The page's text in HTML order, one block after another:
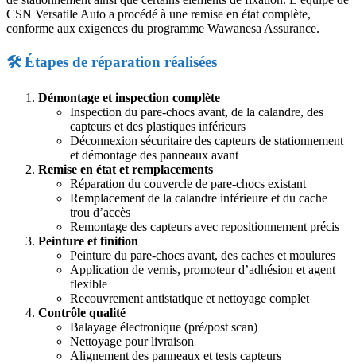
CSN Versatile Auto a procédé à une remise en état complète,
conforme aux exigences du programme Wawanesa Assurance.
🛠️ Étapes de réparation réalisées
Démontage et inspection complète
Inspection du pare-chocs avant, de la calandre, des
capteurs et des plastiques inférieurs
Déconnexion sécuritaire des capteurs de stationnement
et démontage des panneaux avant
Remise en état et remplacements
Réparation du couvercle de pare-chocs existant
Remplacement de la calandre inférieure et du cache
trou d’accès
Remontage des capteurs avec repositionnement précis
Peinture et finition
Peinture du pare-chocs avant, des caches et moulures
Application de vernis, promoteur d’adhésion et agent
flexible
Recouvrement antistatique et nettoyage complet
Contrôle qualité
Balayage électronique (pré/post scan)
Nettoyage pour livraison
Alignement des panneaux et tests capteurs